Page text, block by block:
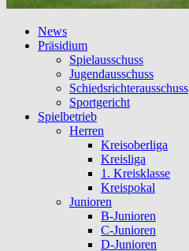
News
Präsidium
Spielausschuss
Jugendausschuss
Schiedsrichterausschuss
Sportgericht
Spielbetrieb
Herren
Kreisoberliga
Kreisliga
1. Kreisklasse
Kreispokal
Junioren
B-Junioren
C-Junioren
D-Junioren